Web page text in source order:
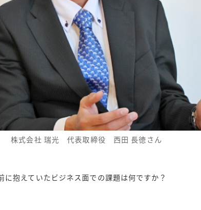
株式会社 瑞光 代表取締役 西田 長徳さん
に抱えていたビジネス面での課題は何ですか？